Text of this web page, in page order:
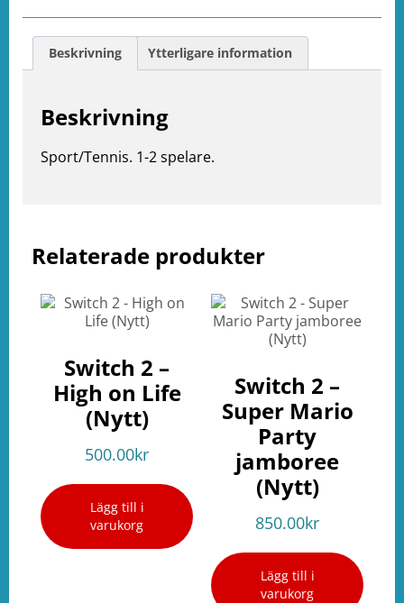
Relaterade produkter
Switch 2 –
High on Life
(Nytt)
500.00kr
Lägg till i
varukorg
Switch 2 –
Super Mario
Party
jamboree
(Nytt)
850.00kr
Lägg till i
varukorg
Beskrivning Ytterligare information
Beskrivning
Sport/Tennis. 1-2 spelare.